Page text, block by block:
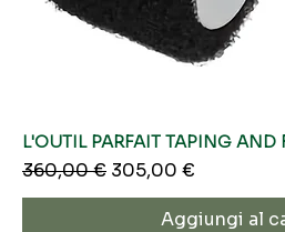
L'OUTIL PARFAIT TAPING
Prezzo regolare
360,00 € Prezzo scontato
305,00 €
Aggiungi al